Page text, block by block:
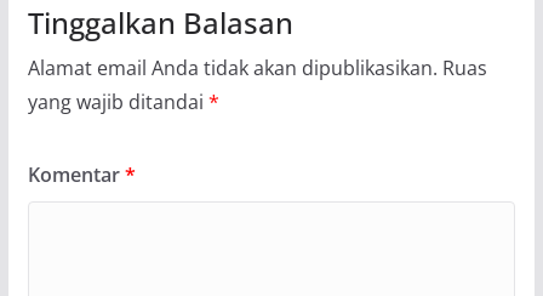
Tinggalkan Balasan
Alamat email Anda tidak akan dipublikasikan. Ruas
yang wajib ditandai *
Komentar*